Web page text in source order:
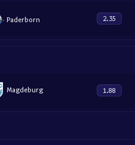
Paderborn 2.35
Magdeburg 1.88